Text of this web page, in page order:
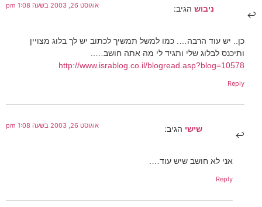
ניבוש הגיב: אוגוסט 26, 2003 בשעה 1:08 pm
כן.. יש עוד הרבה…. כמו למשל תמשיך לכתוב יש לך בלוג מצויין
ותיכנס לבלוג שלי ותגיד לי מה אתה חושב…..
http://www.israblog.co.il/blogread.asp?blog=10578
Reply
שישי הגיב: אוגוסט 26, 2003 בשעה 1:08 pm
אני לא חושב שיש עוד….
Reply